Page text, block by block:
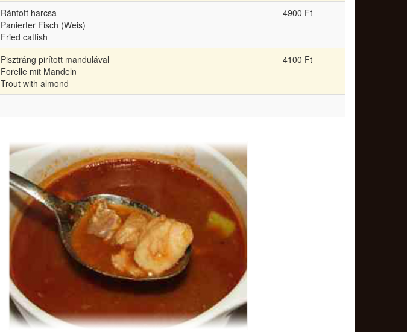
Rántott harcsa
Panierter Fisch (Weis)
Fried catfish
4900 Ft
Pisztráng pirított mandulával
Forelle mit Mandeln
Trout with almond
4100 Ft